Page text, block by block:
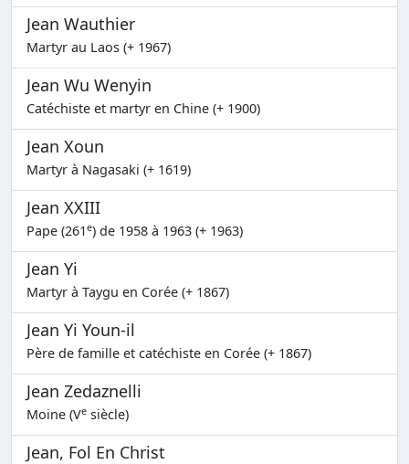
Jean Wauthier
Martyr au Laos (+ 1967)
Jean Wu Wenyin
Catéchiste et martyr en Chine (+ 1900)
Jean Xoun
Martyr à Nagasaki (+ 1619)
Jean XXIII
Pape (261e) de 1958 à 1963 (+ 1963)
Jean Yi
Martyr à Taygu en Corée (+ 1867)
Jean Yi Youn-il
Père de famille et catéchiste en Corée (+ 1867)
Jean Zedaznelli
Moine (Ve siècle)
Jean, Fol En Christ